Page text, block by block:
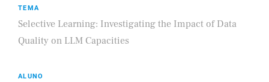
TEMA
Selective Learning: Investigating the Impact of Data
Quality on LLM Capacities
ALUNO